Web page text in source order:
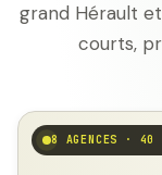
grand Hérault et
courts,
8 AGENCES · 40